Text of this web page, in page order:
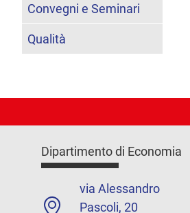
Convegni e Seminari
Qualità
Dipartimento di Economia
via Alessandro
Pascoli, 20